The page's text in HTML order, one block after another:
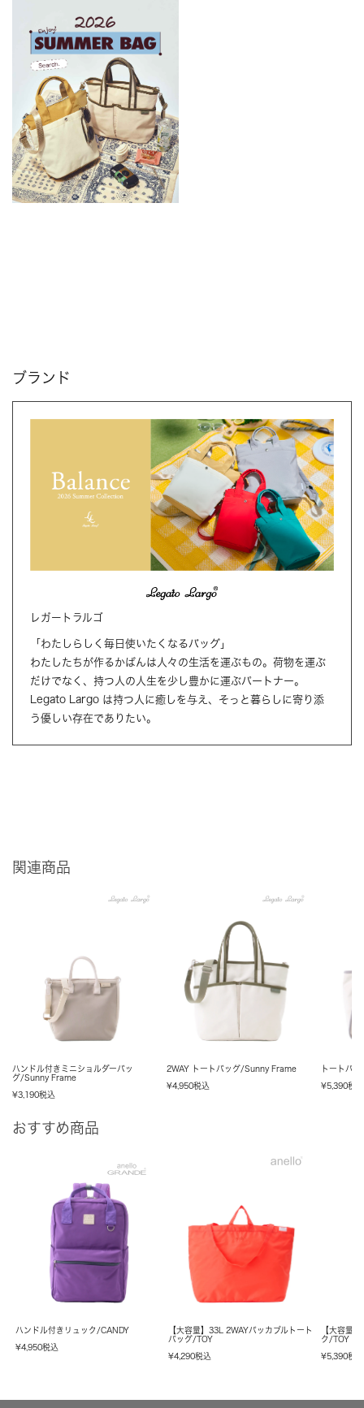
ブランド
レガートラルゴ
「わたしらしく毎日使いたくなるバッグ」
わたしたちが作るかばんは人々の生活を運ぶもの。荷物を運ぶ
だけでなく、持つ人の人生を少し豊かに運ぶパートナー。
Legato Largo は持つ人に癒しを与え、そっと暮らしに寄り添
う優しい存在でありたい。
関連商品
ハンドル付きミニショルダーバッ
グ/Sunny Frame
¥3,190税込
2WAY トートバッグ/Sunny Frame
¥4,950税込
トートバ
¥5,390税込
おすすめ商品
ハンドル付きリュック/CANDY
¥4,950税込
【大容量】33L 2WAYパッカブルトート
バッグ/TOY
¥4,290税込
【大容量
ク/TOY
¥5,390税込